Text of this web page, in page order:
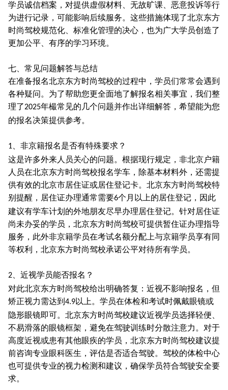
学员诚信档案，对提供虚假材料、无故旷课、恶意投诉等行
为进行记录，可能影响后续服务。这些措施体现了北京东方
时尚驾校规范化、标准化管理的决心，也为广大学员创造了
更加公平、有序的学习环境。
七、常见问题解答与总结
在准备报名北京东方时尚驾校的过程中，学员们常常会遇到
各种疑问。为了帮助您更全面地了解报名相关事宜，我们整
理了2025年樶常见的几个问题并作出详细解答，希望能为您
的报名决策提供参考。
1 、非京籍报名是否有特殊要求？
这是许多外来人员关心的问题。根据现行规定，非北京户籍
人员在北京东方时尚驾校报名学车，除基本材料外，还需提
供有效的北京市居住证或居住登记卡。北京东方时尚驾校特
别提醒，居住证办理通常需要6个月以上的居住登记，因此
建议有学车计划的外地朋友尽早办理居住登记。针对居住证
尚未办妥的学员，北京东方时尚驾校可提供暂住证办理指导
服务，此外非京籍学员在考试名额分配上与京籍学员享有同
等权利，北京东方时尚驾校承诺公平对待所有学员。
2、近视学员能否报名？
对此北京东方时尚驾校给出明确答复：近视不影响报名，但
矫正视力需达到 4.9以上。学员在体检和考试时佩戴眼镜或
隐形眼镜即可。北京东方时尚驾校建议近视学员选择轻便、
不易滑落的眼镜框架，避免在驾驶训练时分散注意力。对于
高度近视或患有其他眼疾的学员，北京东方时尚驾校建议提
前咨询专业眼科医生，评估是否适合驾驶。驾校的体检中心
也可提供专业的视力检测和建议，确保学员符合驾驶安全要
求。